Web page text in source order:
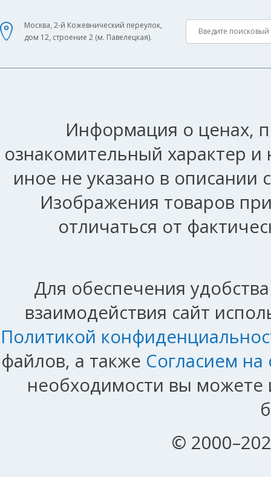
Москва, 2-й Кожевнический переулок,
дом 12, строение 2 (м. Павелецкая).
Информация о ценах,
ознакомительный характер
иное не указано в описании
Изображения товаров
отличаться от
Для обеспечения
взаимодействия сайт
Политикой
файлов, а также Согласием
необходимости вы можете
©